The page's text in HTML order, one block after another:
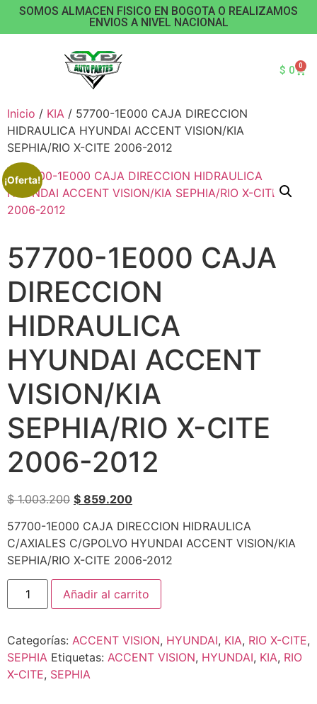
SOMOS ALMACEN FISICO EN BOGOTA O REALIZAMOS
ENVIOS A NIVEL NACIONAL
$ 0 0
Inicio / KIA / 57700-1E000 CAJA DIRECCION
HIDRAULICA HYUNDAI ACCENT VISION/KIA
SEPHIA/RIO X-CITE 2006-2012
¡Oferta!
57700-1E000 CAJA
DIRECCION
HIDRAULICA
HYUNDAI ACCENT
VISION/KIA
SEPHIA/RIO X-CITE
2006-2012
$1.003.200 $ 859.200
57700-1E000 CAJA DIRECCION HIDRAULICA
C/AXIALES C/GPOLVO HYUNDAI ACCENT VISION/KIA
SEPHIA/RIO X-CITE 2006-2012
Añadir al carrito
Categorías: ACCENT VISION, HYUNDAI, KIA, RIO X-CITE,
SEPHIA Etiquetas: ACCENT VISION, HYUNDAI, KIA, RIO
X-CITE, SEPHIA